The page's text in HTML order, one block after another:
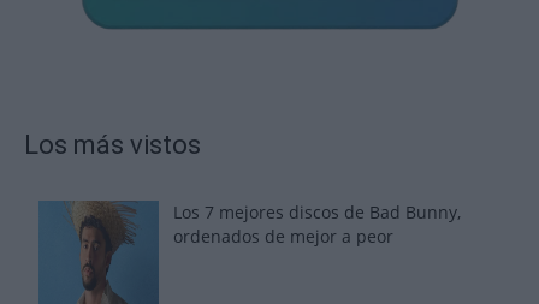
Los más vistos
Los 7 mejores discos de Bad Bunny,
ordenados de mejor a peor